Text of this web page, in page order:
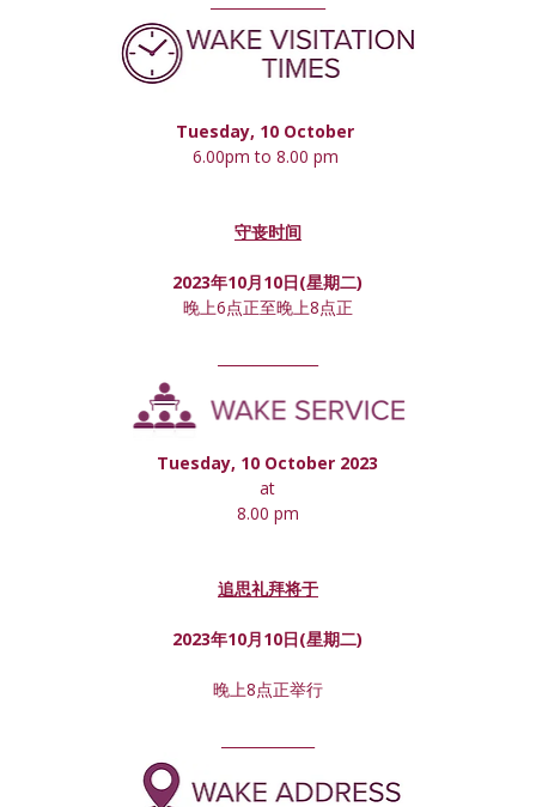
Tuesday, 10 October
6.00pm to 8.00 pm
守丧时间
2023年10月10日(星期二)
晚上6点正至晚上8点正
Tuesday, 10 October 2023
at
8.00 pm
追思礼拜将于
2023年10月10日(星期二)
晚上8点正举行